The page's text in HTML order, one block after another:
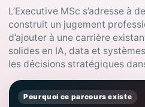
L’Executive MSc s’adresse à
construit un jugement
d’ajouter à une carrière
solides en IA, data et
les décisions stratégiques
Pourquoi ce parcours existe